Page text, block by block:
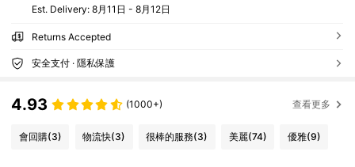
​Est. Delivery: 8月11日 - 8月12日
Returns Accepted
安全支付 · 隱私保護
4.93 (1000+) 查看更多
會回購(3) 物流快(3) 很棒的服務(3) 美麗(74) 優雅(9)